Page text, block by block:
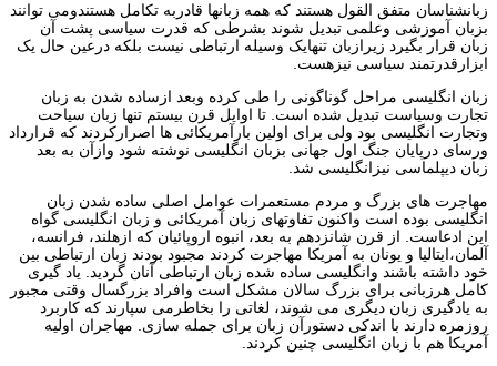
زبانشناسان متفق القول هستند که همه زبانها قادربه تکامل هستندومی توانند
بزبان آموزشی وعلمی تبدیل شوند بشرطی که قدرت سیاسی پشت آن
زبان قرار بگیرد زیرازبان تنهایک وسیله ارتباطی نیست بلکه درعین حال یک
ابزارقدرتمند سیاسی نیزهست.
زبان انگلیسی مراحل گوناگونی را طی کرده وبعد ازساده شدن به زبان
تجارت وسیاست تبدیل شده است. تا اوایل قرن بیستم تنها زبان سیاحت
وتجارت انگلیسی بود ولی برای اولین بارآمریکائی ها اصرارکردند که قرارداد
ورسای درپایان جنگ اول جهانی بزبان انگلیسی نوشته شود وازآن به بعد
زبان دیپلماسی نیزانگلیسی شد.
مهاجرت های بزرگ و مردم مستعمرات عوامل اصلی ساده شدن زبان
انگلیسی بوده است واکنون تفاوتهای زبان آمریکائی و زبان انگلیسی گواه
این ادعاست. از قرن شانزدهم به بعد، انبوه اروپائیان که ازهلند، فرانسه،
آلمان،ایتالیا و یونان به آمریکا مهاجرت کردند مجبود بودند زبان ارتباطی بین
خود داشته باشند وانگلیسی ساده شده زبان ارتباطی آنان گردید. یاد گیری
کامل هرزبانی برای بزرگ سالان مشکل است وافراد بزرگسال وقتی مجبور
به یادگیری زبان دیگری می شوند، لغاتی را بخاطرمی سپارند که کاربرد
روزمره دارند با اندکی دستورآن زبان برای جمله سازی. مهاجران اولیه
آمریکا هم با زبان انگلیسی چنین کردند.